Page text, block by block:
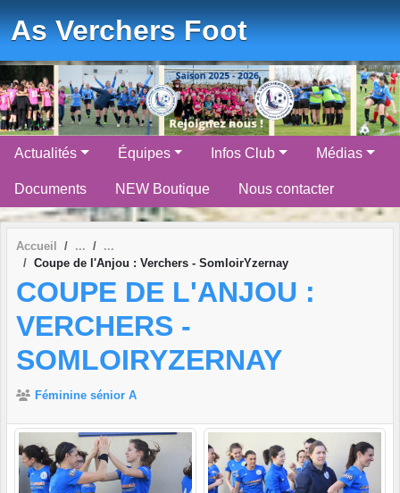
As Verchers Foot
Actualités Équipes Infos Club Médias
Documents NEW Boutique Nous contacter
Accueil
Coupe de l'Anjou : Verchers - SomloirYzernay
COUPE DE L'ANJOU :
VERCHERS -
SOMLOIRYZERNAY
Féminine sénior A